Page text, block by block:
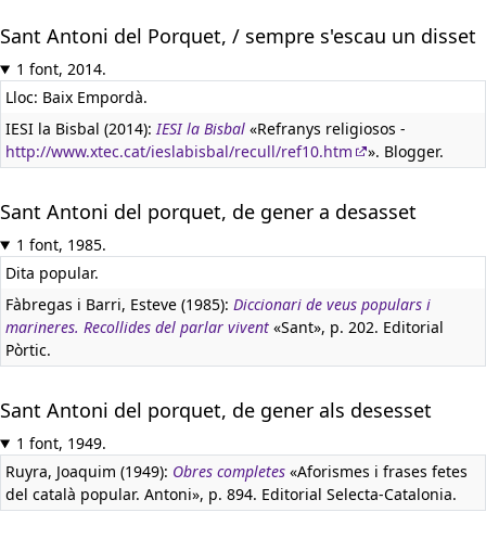
Sant Antoni del Porquet, / sempre s'escau un disset
1 font, 2014.
Lloc: Baix Empordà.
IESI la Bisbal (2014):IESI la Bisbal «Refranys religiosos -
http://www.xtec.cat/ieslabisbal/recull/ref10.htm
». Blogger.
Sant Antoni del porquet, de gener a desasset
1 font, 1985.
Dita popular.
Fàbregas i Barri, Esteve (1985): Diccionari de veus populars i
marineres. Recollides del parlar vivent «Sant», p. 202. Editorial
Pòrtic.
Sant Antoni del porquet, de gener als desesset
1 font, 1949.
Ruyra, Joaquim (1949): Obres completes «Aforismes i frases fetes
del català popular. Antoni», p. 894. Editorial Selecta-Catalonia.